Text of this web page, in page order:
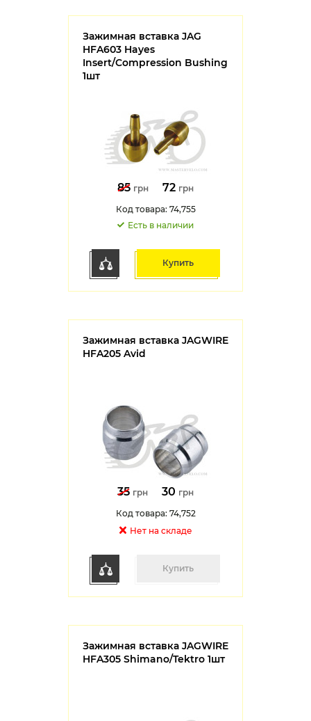
Зажимная вставка JAG
HFA603 Hayes
Insert/Compression Bushing
1шт
85 грн 72 грн
Код товара: 74,755
Есть в наличии
Купить
Зажимная вставка JAGWIRE
HFA205 Avid
35 грн 30 грн
Код товара: 74,752
Нет на cкладе
Купить
Зажимная вставка JAGWIRE
HFA305 Shimano/Tektro 1шт